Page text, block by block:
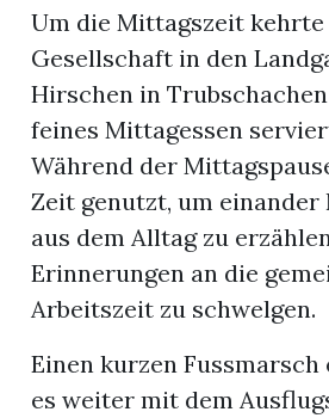
Um die Mittagszeit kehrte
Gesellschaft in den
Hirschen in
feines Mittagessen
Während der
Zeit genutzt, um einander
aus dem Alltag zu
Erinnerungen an die
Arbeitszeit zu schwelgen.
Einen kurzen
es weiter mit dem